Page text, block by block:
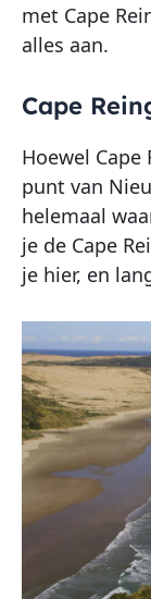
met Cape
alles aan.
Cape
Hoewel
punt van
helemaal
je de Cape
je hier, en